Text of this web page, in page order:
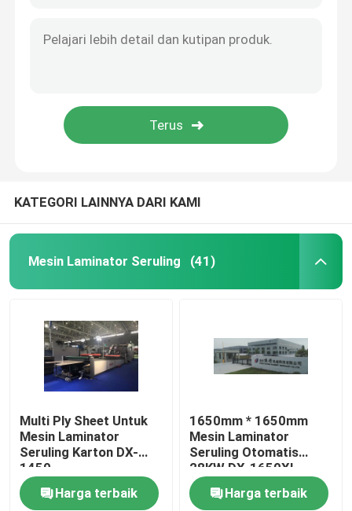
KATEGORI LAINNYA DARI KAMI
Mesin Laminator Seruling (41)
Multi Ply Sheet Untuk
Mesin Laminator
Seruling Karton DX-
1450
Harga terbaik
1650mm * 1650mm
Mesin Laminator
Seruling Otomatis
28KW DX-1650XL
Harga terbaik